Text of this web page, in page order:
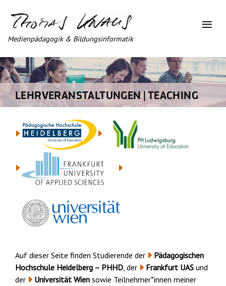
Medienpädagogik & Bildungsinformatik
LEHRVERANSTALTUNGEN | TEACHING
Auf dieser Seite finden Studierende der
Pädagogischen
Hochschule Heidelberg – PHHD, der Frankfurt UAS und
der
Universität Wien sowie Teilnehmer*innen meiner